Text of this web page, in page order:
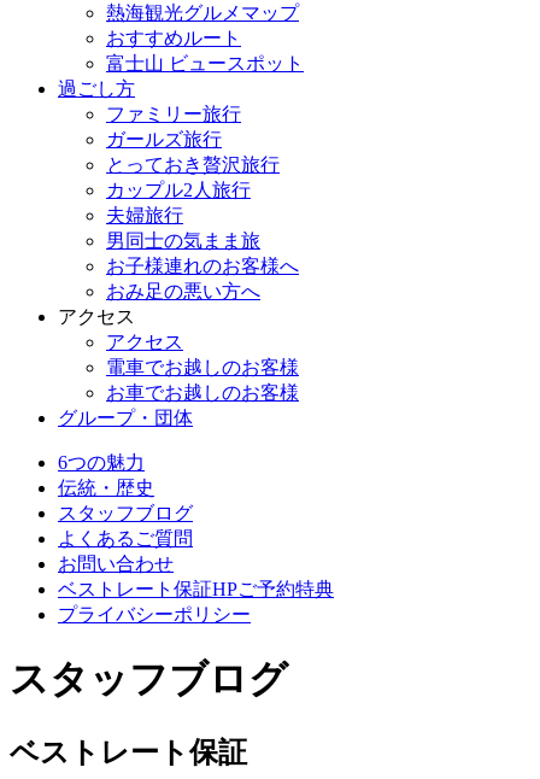
熱海観光グルメマップ
おすすめルート
富士山 ビュースポット
過ごし方
ファミリー旅行
ガールズ旅行
とっておき贅沢旅行
カップル2人旅行
夫婦旅行
男同士の気まま旅
お子様連れのお客様へ
おみ足の悪い方へ
アクセス
アクセス
電車でお越しのお客様
お車でお越しのお客様
グループ・団体
6つの魅力
伝統・歴史
スタッフブログ
よくあるご質問
お問い合わせ
ベストレート保証HPご予約特典
プライバシーポリシー
スタッフブログ
ベストレート保証